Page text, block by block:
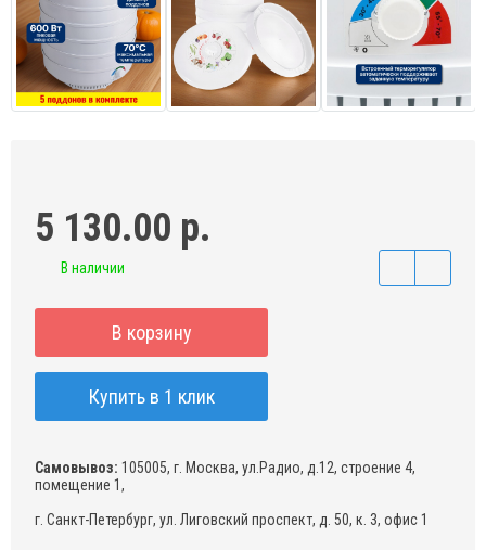
5 130.00 р.
В наличии
В корзину
Купить в 1 клик
Самовывоз: 105005, г. Москва, ул.Радио, д.12, строение 4,
помещение 1,
г. Санкт-Петербург, ул. Лиговский проспект, д. 50, к. 3, офис 1